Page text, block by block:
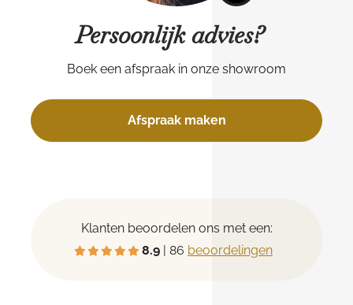
Persoonlijk advies?
Boek een afspraak in onze showroom
Afspraak maken
Klanten beoordelen ons met een:
8.9 | 86 beoordelingen